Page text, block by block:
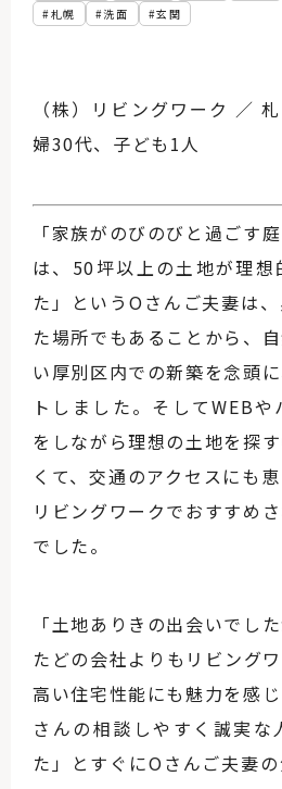
札幌
洗面 玄関
（株）リビングワーク ／
婦30代、子ども1人
「家族がのびのびと過ごす
は、50坪以上の土地が理想
た」というOさんご夫妻は
た場所でもあることから、
い厚別区内での新築を念頭
トしました。そしてWEB
をしながら理想の土地を探
くて、交通のアクセスにも
リビングワークでおすすめ
でした。
「土地ありきの出会いでし
たどの会社よりもリビング
高い住宅性能にも魅力を感
さんの相談しやすく誠実な
た」とすぐにOさんご夫妻